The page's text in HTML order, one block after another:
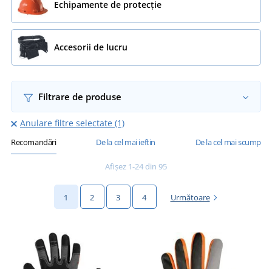
Echipamente de protecție
Accesorii de lucru
Filtrare de produse
Anulare filtre selectate (1)
Recomandări De la cel mai ieftin De la cel mai scump
Afișez 1-24 din 95
1 2 3 4 Următoare